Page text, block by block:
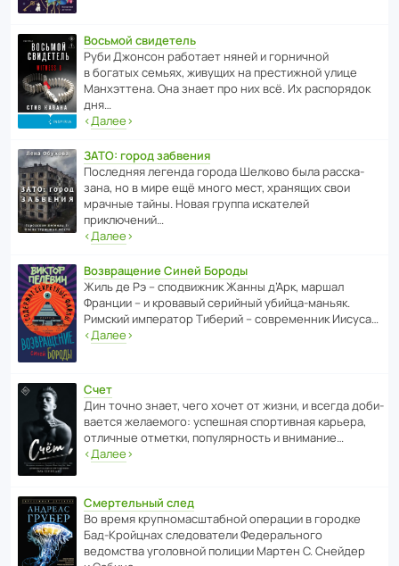
Восьмой свидетель
Руби Джонсон рабо­тает няней и горни­чной
в богатых семьях, живущих на прес­ти­жной улице
Манх­эт­тена. Она знает про них всё. Их распо­рядок
дня…
‹Далее›
ЗАТО: город забвения
После­дняя легенда города Шелково была расска­
зана, но в мире ещё много мест, хранящих свои
мрачные тайны. Новая группа иска­телей
приключений…
‹Далее›
Возвращение Синей Бороды
Жиль де Рэ – спод­ви­жник Жанны д’Арк, маршал
Франции – и кровавый серийный убийца-маньяк.
Римский импе­ратор Тиберий – совре­менник Иисуса…
‹Далее›
Счет
Дин точно знает, чего хочет от жизни, и всегда доби­
ва­ется жела­е­мого: успе­шная спор­ти­вная карьера,
отли­чные отметки, попу­ля­р­ность и внимание…
‹Далее›
Смертельный след
Во время круп­но­мас­ш­та­бной операции в городке
Бад‑Крой­цнах следо­ва­тели Феде­раль­ного
ведомства уголо­вной полиции Мартен С. Снейдер